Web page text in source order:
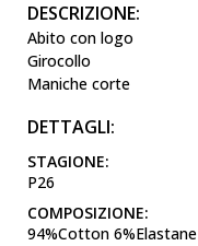
DESCRIZIONE:
Abito con logo
Girocollo
Maniche corte
DETTAGLI:
STAGIONE:
P26
COMPOSIZIONE:
94%Cotton 6%Elastane